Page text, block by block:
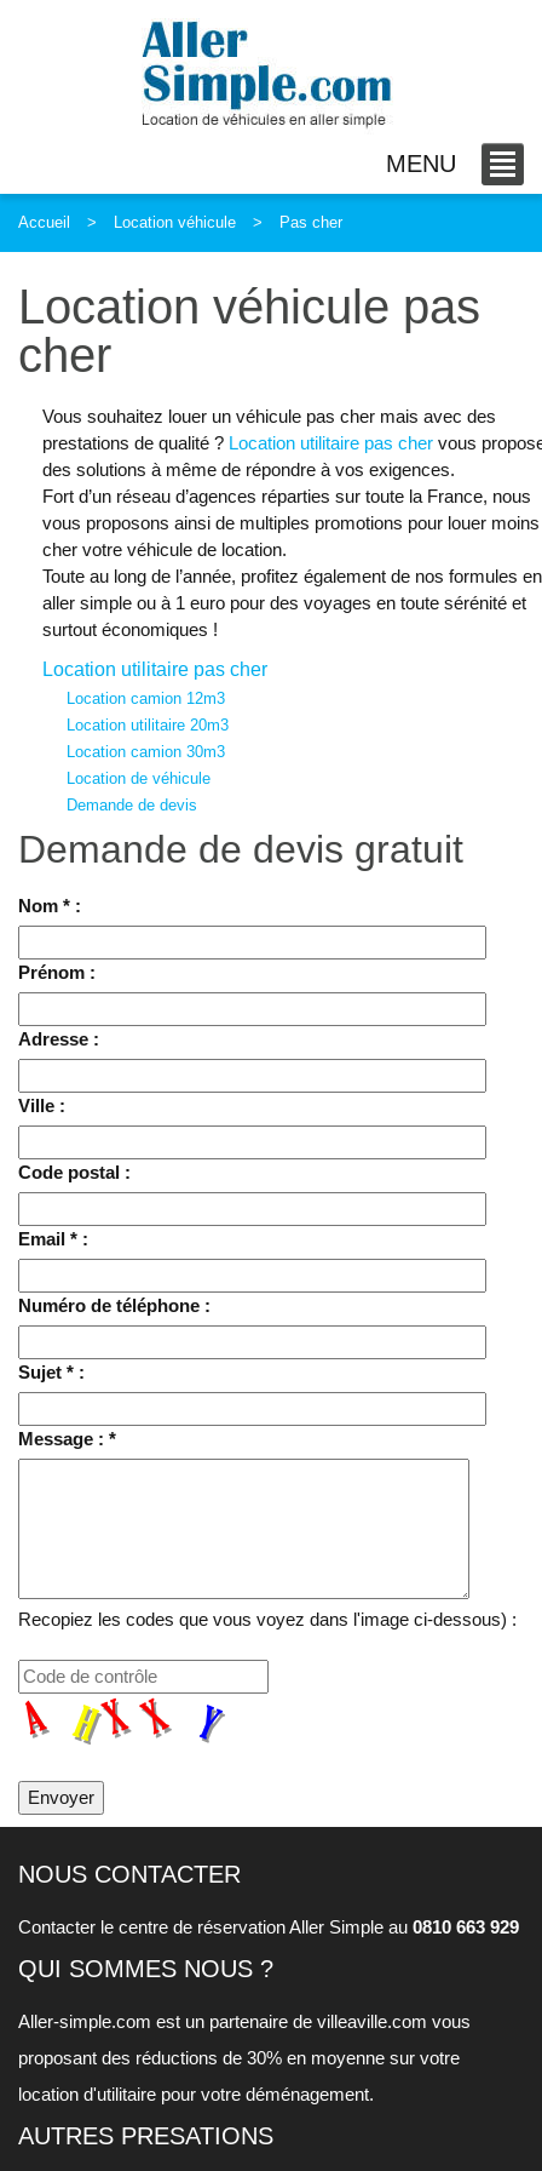
MENU
Accueil Location véhicule Pas cher
Location véhicule pas
cher
Vous souhaitez louer un véhicule pas cher mais avec des
prestations de qualité ? Location utilitaire pas cher vous
des solutions à même de répondre à vos exigences.
Fort d’un réseau d’agences réparties sur toute la France, nous
vous proposons ainsi de multiples promotions pour louer moins
cher votre véhicule de location.
Toute au long de l’année, profitez également de nos formules en
aller simple ou à 1 euro pour des voyages en toute sérénité et
surtout économiques !
Location utilitaire pas cher
Location camion 12m3
Location utilitaire 20m3
Location camion 30m3
Location de véhicule
Demande de devis
Demande de devis gratuit
Nom * :
Prénom :
Adresse :
Ville :
Code postal :
Email * :
Numéro de téléphone :
Sujet * :
Message : *
Recopiez les codes que vous voyez dans l'image ci-dessous) :
NOUS CONTACTER
Contacter le centre de réservation Aller Simple au 0810 663 929
QUI SOMMES NOUS ?
Aller-simple.com est un partenaire de villeaville.com vous
proposant des réductions de 30% en moyenne sur votre
location d'utilitaire pour votre déménagement.
AUTRES PRESATIONS